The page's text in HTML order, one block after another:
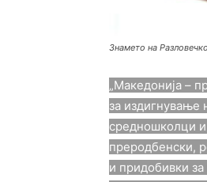
Знамето на
„Македонија –
за издигнување
средношколци и
преродбенски,
и придобивки за